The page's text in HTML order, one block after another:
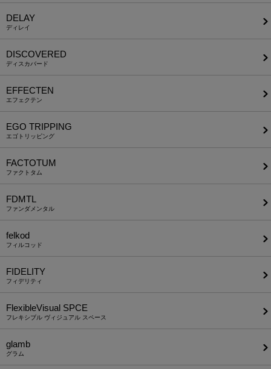
DELAY
ディレイ
DISCOVERED
ディスカバード
EFFECTEN
エフェクテン
EGO TRIPPING
エゴトリッピング
FACTOTUM
ファクトタム
FDMTL
ファンダメンタル
felkod
フィルコッド
FIDELITY
フィデリティ
FlexibleVisual SPCE
フレキシブル ヴィジュアル スペース
glamb
グラム